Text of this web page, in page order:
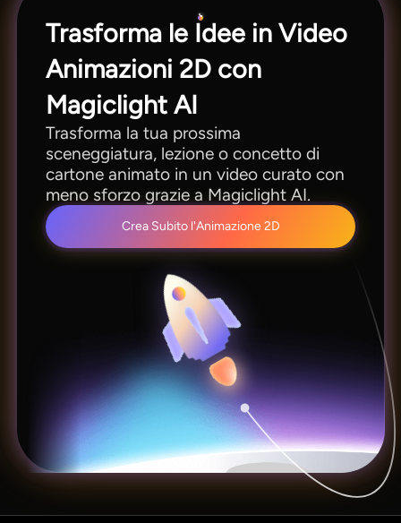
Trasforma le Idee in Video
Animazioni 2D con
Magiclight AI
Trasforma la tua prossima
sceneggiatura, lezione o concetto di
cartone animato in un video curato con
meno sforzo grazie a Magiclight AI.
Crea Subito l'Animazione 2D